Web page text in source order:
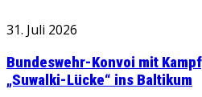
31. Juli 2026
Bundeswehr-Konvoi mit
„Suwalki-Lücke“ ins Baltikum